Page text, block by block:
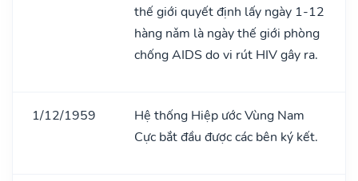
thế giới quyết định lấy ngày 1-12
hàng nǎm là ngày thế giới phòng
chống AIDS do vi rút HIV gây ra.
1/12/1959
Hệ thống Hiệp ước Vùng Nam
Cực bắt đầu được các bên ký kết.